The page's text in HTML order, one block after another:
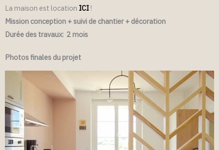
La maison est location ICI !
Mission conception + suivi de chantier + décoration
Durée des travaux: 2 mois
Photos finales du projet